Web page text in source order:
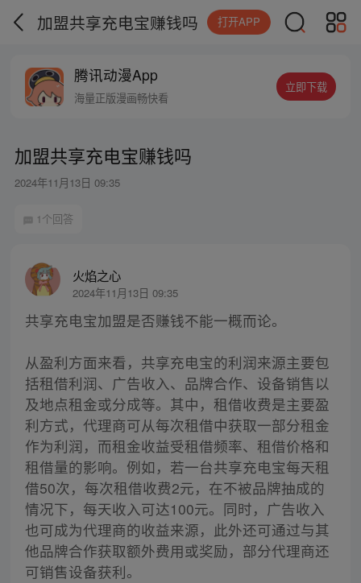
加盟共享充电宝赚钱吗 打开APP
腾讯动漫App
海量正版漫画畅快看
立即下载
加盟共享充电宝赚钱吗
2024年11月13日 09:35
1个回答
火焰之心
2024年11月13日 09:35
共享充电宝加盟是否赚钱不能一概而论。
从盈利方面来看，共享充电宝的利润来源主要包
括租借利润、广告收入、品牌合作、设备销售以
及地点租金或分成等。其中，租借收费是主要盈
利方式，代理商可从每次租借中获取一部分租金
作为利润，而租金收益受租借频率、租借价格和
租借量的影响。例如，若一台共享充电宝每天租
借50次，每次租借收费2元，在不被品牌抽成的
情况下，每天收入可达100元。同时，广告收入
也可成为代理商的收益来源，此外还可通过与其
他品牌合作获取额外费用或奖励，部分代理商还
可销售设备获利。